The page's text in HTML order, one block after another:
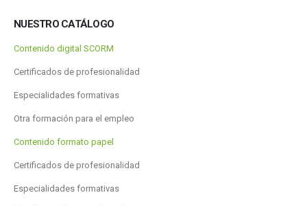
NUESTRO CATÁLOGO
Contenido digital SCORM
Certificados de profesionalidad
Especialidades formativas
Otra formación para el empleo
Contenido formato papel
Certificados de profesionalidad
Especialidades formativas